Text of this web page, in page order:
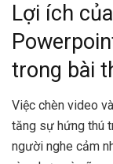
Lợi ích
trong bài
Việc chèn video
tăng sự hứng thú
người nghe cảm